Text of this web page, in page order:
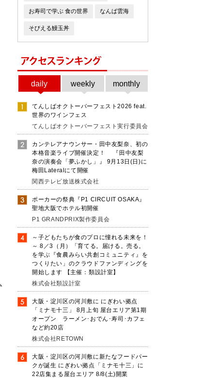
お寿司で学ぶ 食の世界 なんば雲海
そびえる鰻玉丼
daily weekly monthly
てんしばオクトーバーフェスト2026 feat.
世界のワインフェス
てんしばオクトーバーフェスト実行委員会
カンテレアナウンサー・田中友梨奈、初の
本格音楽ライブ開催決定！ 『田中友梨
奈の演奏会「夢ふかし」』 9月13日(日)に
梅田Lateralにて開催
関西テレビ放送株式会社
ポーカーの祭典『P1 CIRCUIT OSAKA』
聖地大阪でホテル初開催
P1 GRANDPRIX製作委員会
～子どもたちが食のプロに憧れる未来を！
～ 8／3（月）「育てる。届ける。売る。
を学ぶ『食農みらい共創コミュニティ』を
つくりたい」のクラウドファンディングを
開始します 【主催：類設計室】
株式会社類設計室
大阪・淀川区の河川敷に にぎわい拠点
「ミナモ十三」 8月上旬 屋台エリア第1期
オープン ラーメン･おでん･寿司･カフェ
など約20店
株式会社RETOWN
大阪・淀川区の河川敷に新たなフードパー
クが誕生 にぎわい拠点「ミナモ十三」に
22店集まる屋台エリア 8/8(土)開業